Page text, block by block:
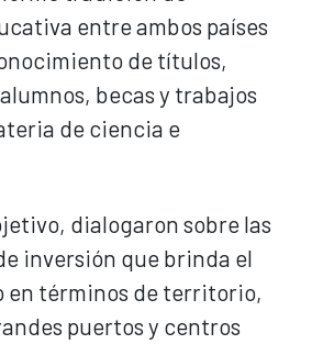
entre ambos países
de títulos,
becas y trabajos
de ciencia e
dialogaron sobre las
inversión que brinda el
en términos de territorio,
puertos y centros